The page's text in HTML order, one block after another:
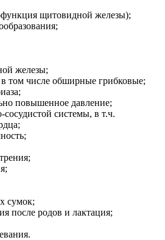
щитовидной железы);
железы;
том числе обширные грибковые;
повышенное давление;
сосудистой системы, в т.ч.
сумок;
после родов и лактация;